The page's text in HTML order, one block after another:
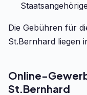
Die Gebühren für
St.Bernhard liegen
Online-
St.Bernhard